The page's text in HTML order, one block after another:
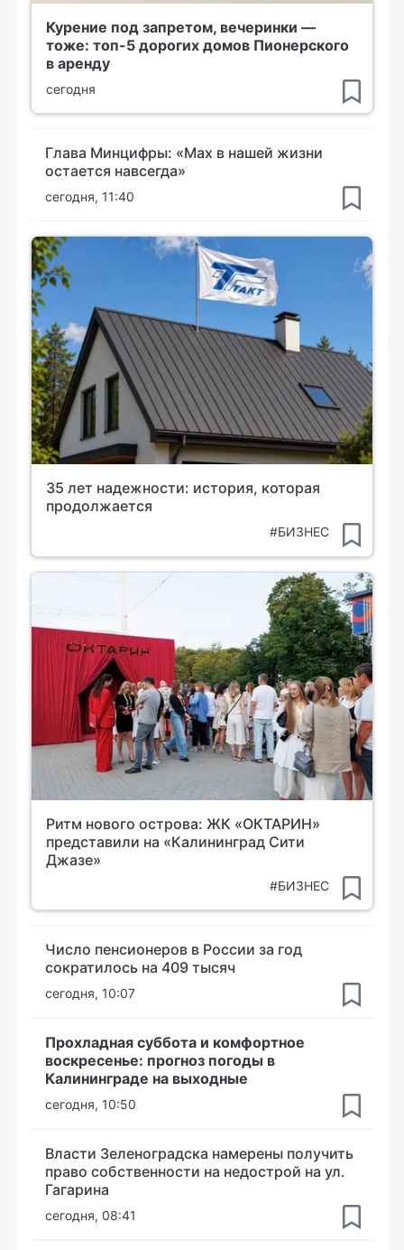
Курение под запретом, вечеринки —
тоже: топ-5 дорогих домов Пионерского
в аренду
сегодня
Глава Минцифры: «Мах в нашей жизни
остается навсегда»
сегодня, 11:40
35 лет надежности: история, которая
продолжается
#БИЗНЕС
Ритм нового острова: ЖК «ОКТАРИН»
представили на «Калининград Сити
Джазе»
#БИЗНЕС
Число пенсионеров в России за год
сократилось на 409 тысяч
сегодня, 10:07
Прохладная суббота и комфортное
воскресенье: прогноз погоды в
Калининграде на выходные
сегодня, 10:50
Власти Зеленоградска намерены получить
право собственности на недострой на ул.
Гагарина
сегодня, 08:41